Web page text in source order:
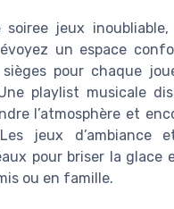
jeux inoubliable,
un espace
sièges pour chaque
playlist musicale
l’atmosphère et
jeux d’ambiance
pour briser la glace
ou en famille.